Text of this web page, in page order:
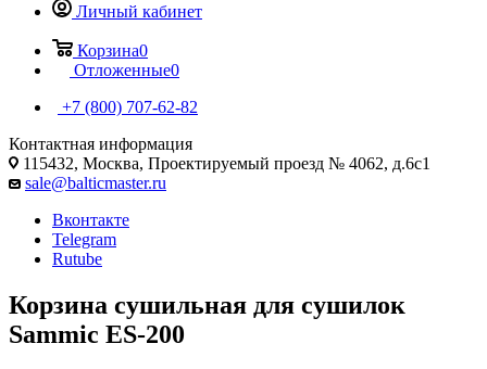
Личный кабинет
Корзина0
Отложенные0
+7 (800) 707-62-82
Контактная информация
115432, Москва, Проектируемый проезд № 4062, д.6с1
sale@balticmaster.ru
Вконтакте
Telegram
Rutube
Корзина сушильная для сушилок
Sammic ES-200